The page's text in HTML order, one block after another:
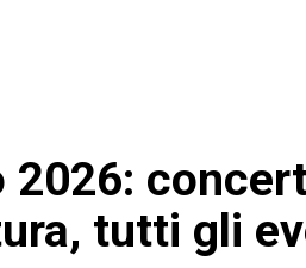
2026:
tutti gli